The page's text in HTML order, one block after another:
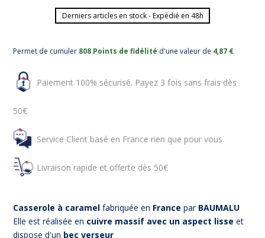
Derniers articles en stock - Expédié en 48h
Permet de cumuler 808 Points de fidélité d'une valeur de 4,87 €
Paiement 100% sécurisé. Payez 3 fois sans frais dès
50€
Service Client basé en France rien que pour vous.
Livraison rapide et offerte dès 50€
Casserole à caramel fabriquée en Francepar BAUMALU
Elle est réalisée en cuivre massif avec un aspect lisseet
dispose d'un bec verseur